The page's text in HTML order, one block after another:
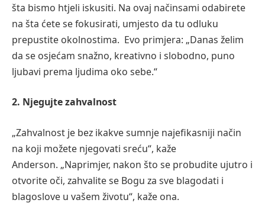
šta bismo htjeli iskusiti. Na ovaj načinsami odabirete
na šta ćete se fokusirati, umjesto da tu odluku
prepustite okolnostima. Evo primjera: „Danas želim
da se osjećam snažno, kreativno i slobodno, puno
ljubavi prema ljudima oko sebe.“
2. Njegujte zahvalnost
„Zahvalnost je bez ikakve sumnje najefikasniji način
na koji možete njegovati sreću“, kaže
Anderson. „Naprimjer, nakon što se probudite ujutro i
otvorite oči, zahvalite se Bogu za sve blagodati i
blagoslove u vašem životu“, kaže ona.